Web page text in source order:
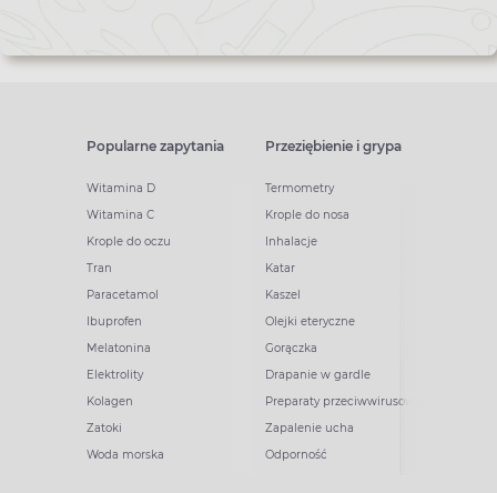
Popularne zapytania
Witamina D
Witamina C
Krople do oczu
Tran
Paracetamol
Ibuprofen
Melatonina
Elektrolity
Kolagen
Zatoki
Woda morska
Przeziębienie i grypa
Termometry
Krople do nosa
Inhalacje
Katar
Kaszel
Olejki eteryczne
Gorączka
Drapanie w gardle
Preparaty przeciwwirusowe
Zapalenie ucha
Odporność